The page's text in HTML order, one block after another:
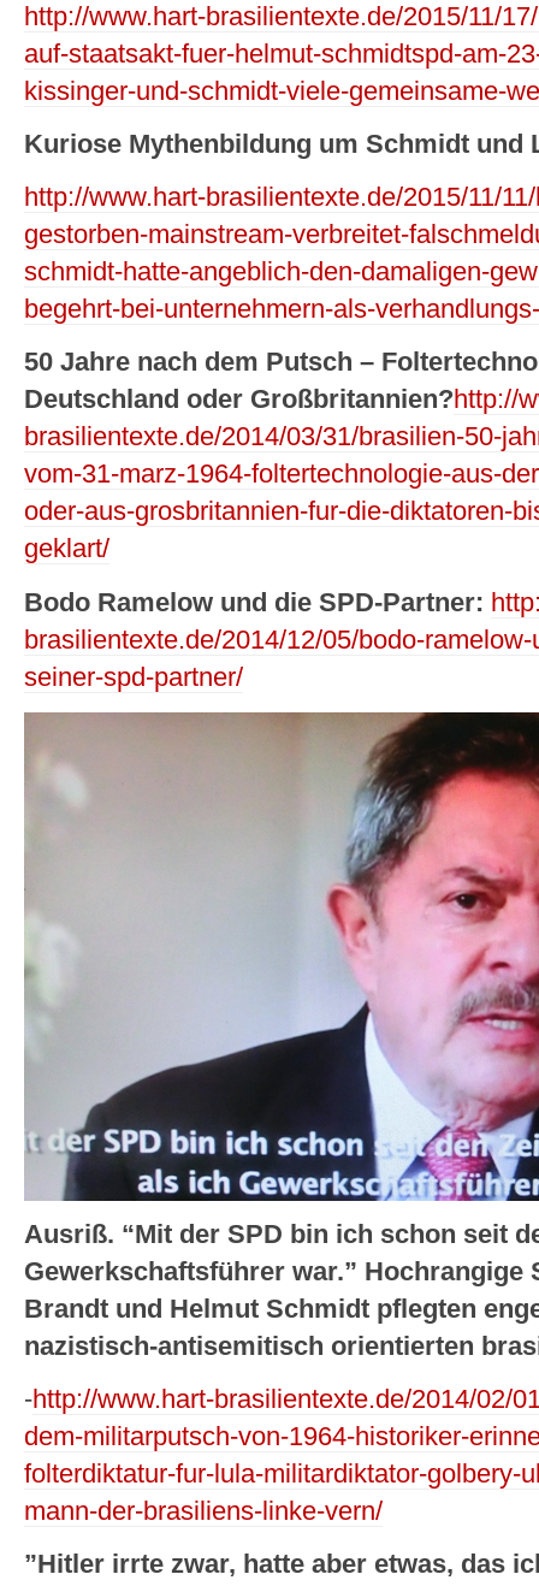
http://www.hart-brasilientexte.de/2015/11/
auf-staatsakt-fuer-helmut-schmidtspd-am-
kissinger-und-schmidt-viele-gemeinsame-
Kuriose Mythenbildung um Schmidt und
http://www.hart-brasilientexte.de/2015/11/
gestorben-mainstream-verbreitet-
schmidt-hatte-angeblich-den-damaligen-
begehrt-bei-unternehmern-als-
50 Jahre nach dem Putsch –
Deutschland oder Großbritannien?http://
brasilientexte.de/2014/03/31/brasilien-50-
vom-31-marz-1964-foltertechnologie-aus-
oder-aus-grosbritannien-fur-die-diktatoren-
geklart/
Bodo Ramelow und die SPD-Partner:
brasilientexte.de/2014/12/05/bodo-
seiner-spd-partner/
Ausriß. “Mit der SPD bin ich schon seit
Gewerkschaftsführer war.” Hochrangige
Brandt und Helmut Schmidt pflegten
nazistisch-antisemitisch orientierten
-http://www.hart-brasilientexte.de/2014/02/
dem-militarputsch-von-1964-historiker-
folterdiktatur-fur-lula-militardiktator-golbery-
mann-der-brasiliens-linke-vern/
”Hitler irrte zwar, hatte aber etwas, das